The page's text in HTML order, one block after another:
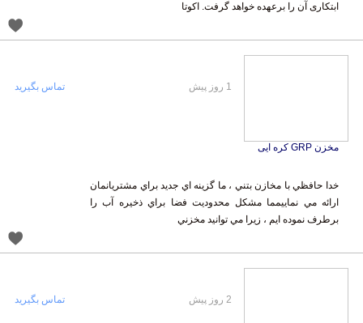
ابتکاری آن را برعهده خواهد گرفت. اکوتا
مخزن GRP کره ایی
خدا حافظي با مخازن بتني ، ما گزينه اي جديد براي مشتريانمان
ارائه مي نماييمما مشكل محدوديت فضا براي ذخيره آب را
برطرف نموده ايم ، زيرا مي توانيد مخزني
1 روز پیش تماس بگیرید
2 روز پیش تماس بگیرید